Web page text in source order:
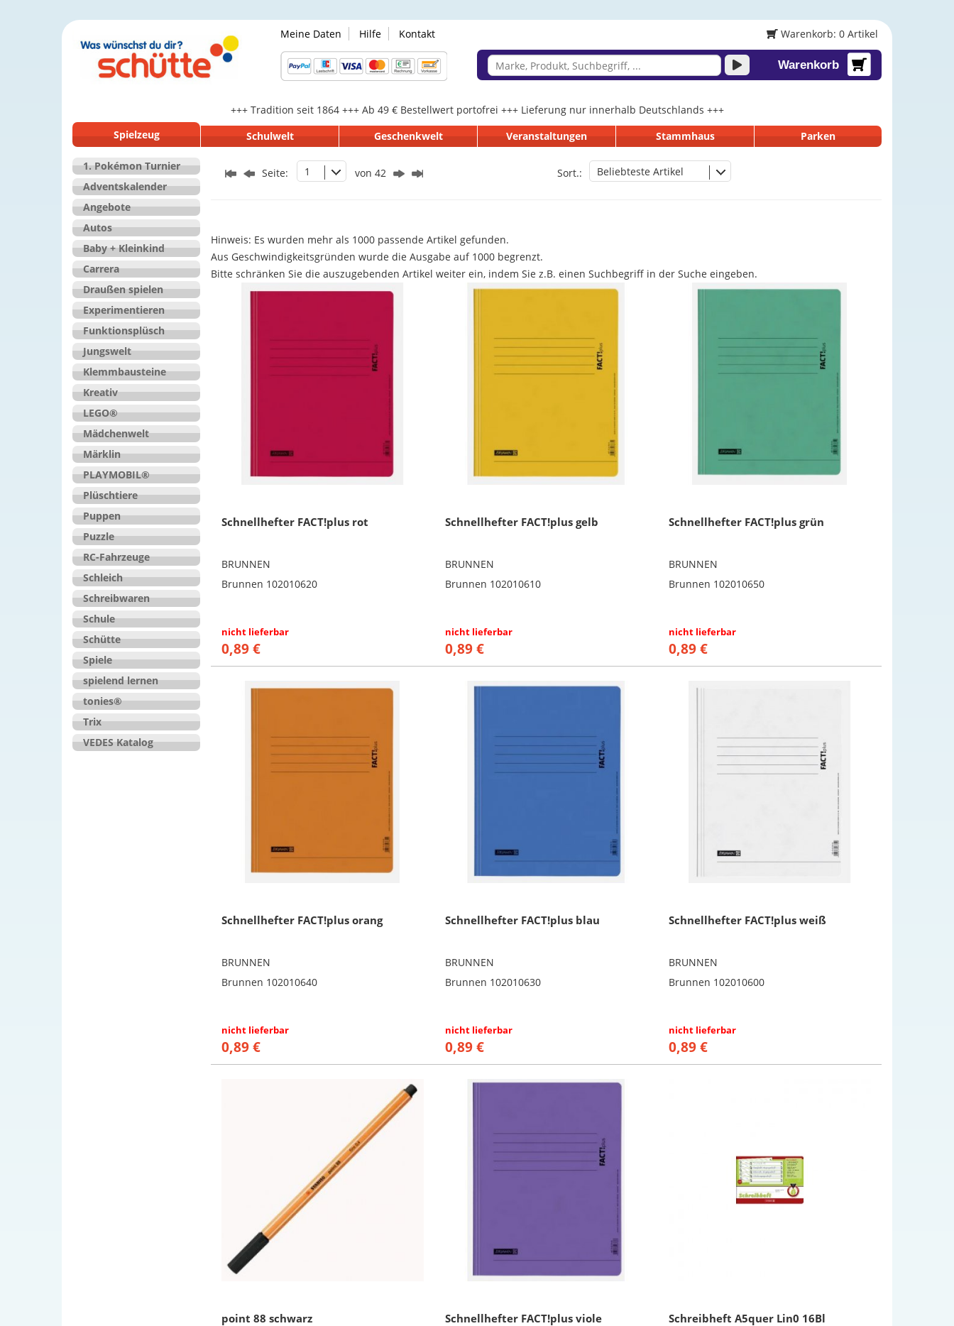
Meine Daten Hilfe Kontakt Warenkorb: 0 Artikel
Warenkorb
+++ Tradition seit 1864 +++ Ab 49 € Bestellwert portofrei +++ Lieferung nur innerhalb Deutschlands +++
Spielzeug
Schulwelt Geschenkwelt Veranstaltungen Stammhaus Parken
1. Pokémon Turnier
Adventskalender
Angebote
Autos
Baby + Kleinkind
Carrera
Draußen spielen
Experimentieren
Funktionsplüsch
Jungswelt
Klemmbausteine
Kreativ
LEGO®
Mädchenwelt
Märklin
PLAYMOBIL®
Plüschtiere
Puppen
Puzzle
RC-Fahrzeuge
Schleich
Schreibwaren
Schule
Schütte
Spiele
spielend lernen
tonies®
Trix
VEDES Katalog
Seite: 1 von 42 Sort.: Beliebteste Artikel
Hinweis: Es wurden mehr als 1000 passende Artikel gefunden.
Aus Geschwindigkeitsgründen wurde die Ausgabe auf 1000 begrenzt.
Bitte schränken Sie die auszugebenden Artikel weiter ein, indem Sie z.B. einen Suchbegriff in der Suche eingeben.
Schnellhefter FACT!plus rot
BRUNNEN
Brunnen 102010620
nicht lieferbar
0,89 €
Schnellhefter FACT!plus gelb
BRUNNEN
Brunnen 102010610
nicht lieferbar
0,89 €
Schnellhefter FACT!plus grün
BRUNNEN
Brunnen 102010650
nicht lieferbar
0,89 €
Schnellhefter FACT!plus orang
BRUNNEN
Brunnen 102010640
nicht lieferbar
0,89 €
Schnellhefter FACT!plus blau
BRUNNEN
Brunnen 102010630
nicht lieferbar
0,89 €
Schnellhefter FACT!plus weiß
BRUNNEN
Brunnen 102010600
nicht lieferbar
0,89 €
point 88 schwarz Schnellhefter FACT!plus viole Schreibheft A5quer Lin0 16Bl